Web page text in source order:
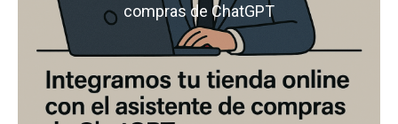
compras de ChatGPT